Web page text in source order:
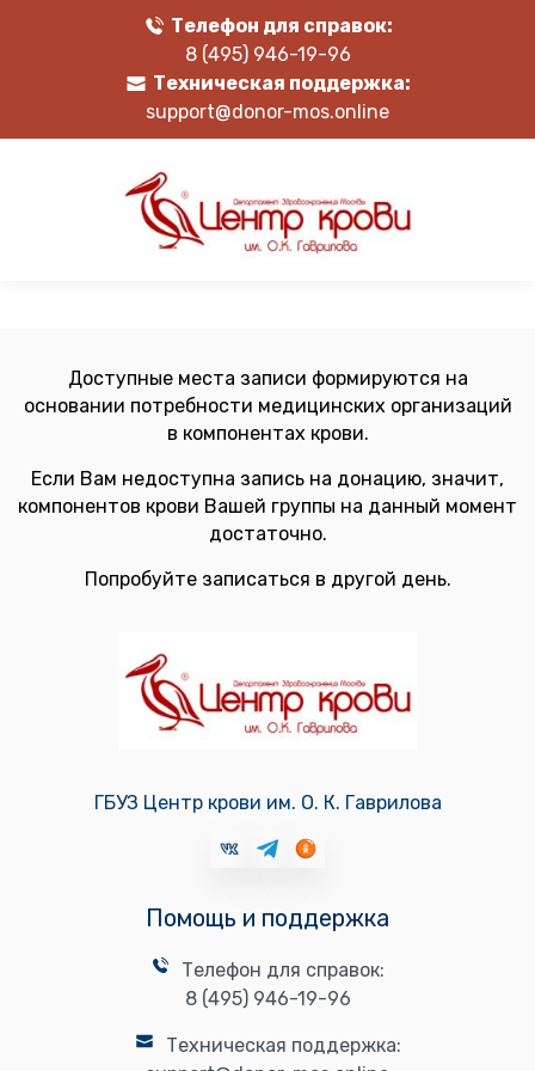
Телефон для справок:
8 (495) 946-19-96
Техническая поддержка:
support@donor-mos.online
Доступные места записи формируются на
основании потребности медицинских организаций
в компонентах крови.
Если Вам недоступна запись на донацию, значит,
компонентов крови Вашей группы на данный момент
достаточно.
Попробуйте записаться в другой день.
ГБУЗ Центр крови им. О. К. Гаврилова
Помощь и поддержка
Телефон для справок:
8 (495) 946-19-96
Техническая поддержка: